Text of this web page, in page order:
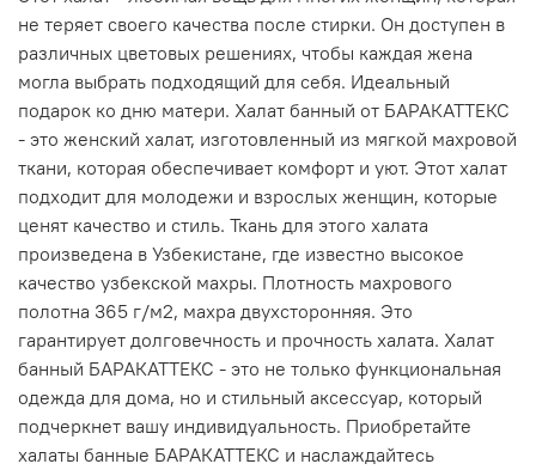
не теряет своего качества после стирки. Он доступен в
различных цветовых решениях, чтобы каждая жена
могла выбрать подходящий для себя. Идеальный
подарок ко дню матери. Халат банный от БАРАКАТТЕКС
- это женский халат, изготовленный из мягкой махровой
ткани, которая обеспечивает комфорт и уют. Этот халат
подходит для молодежи и взрослых женщин, которые
ценят качество и стиль. Ткань для этого халата
произведена в Узбекистане, где известно высокое
качество узбекской махры. Плотность махрового
полотна 365 г/м2, махра двухсторонняя. Это
гарантирует долговечность и прочность халата. Халат
банный БАРАКАТТЕКС - это не только функциональная
одежда для дома, но и стильный аксессуар, который
подчеркнет вашу индивидуальность. Приобретайте
халаты банные БАРАКАТТЕКС и наслаждайтесь